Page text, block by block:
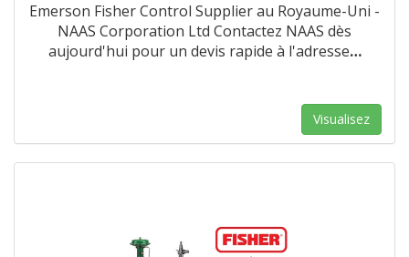
Emerson Fisher Control Supplier au Royaume-Uni -
NAAS Corporation Ltd Contactez NAAS dès
aujourd'hui pour un devis rapide à l'adresse…
Visualisez